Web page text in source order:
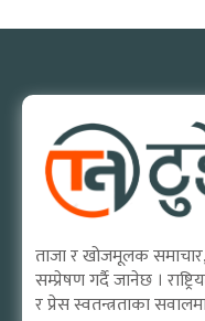
ताजा र खोजमूलक समाचार,
सम्प्रेषण गर्दै जानेछ ।
र प्रेस स्वतन्त्रताका